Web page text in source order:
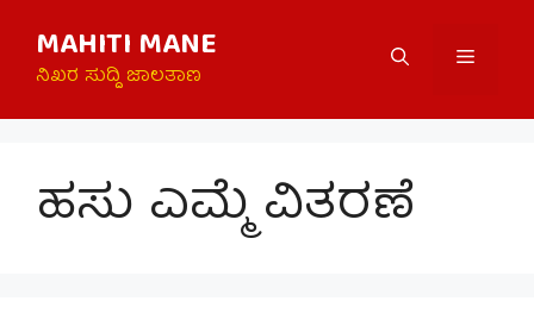
content
MAHITI MANE
ನಿಖರ ಸುದ್ದಿ ಜಾಲತಾಣ
Menu
ಹಸು ಎಮ್ಮೆ ವಿತರಣೆ